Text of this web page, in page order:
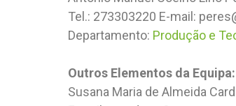
Tel.: 273303220 E-mail:
Departamento: Produção e
Outros Elementos da Equipa:
Susana Maria de Almeida